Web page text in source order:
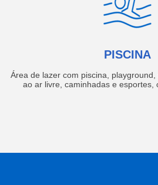
PISCINA
Área de lazer com piscina,
ao ar livre, caminhadas e esportes,